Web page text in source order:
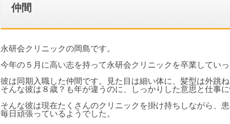
仲間
永研会クリニックの岡島です。
今年の５月に高い志を持って永研会クリニックを卒業してい
彼は同期入職した仲間です。見た目は細い体に、髪型は外跳ね
そんな彼は８歳？も年が違うのに、しっかりした意思と仕事
そんな彼は現在たくさんのクリニックを掛け持ちしながら、
毎日頑張っているようでした。